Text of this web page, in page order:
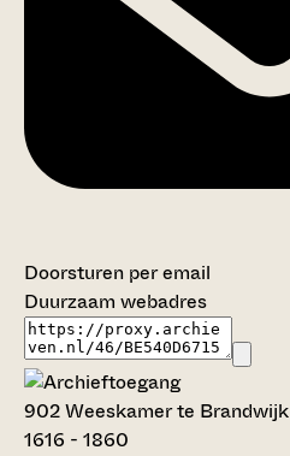
Doorsturen per email
Duurzaam webadres
902 Weeskamer te Brandwijk
1616 - 1860